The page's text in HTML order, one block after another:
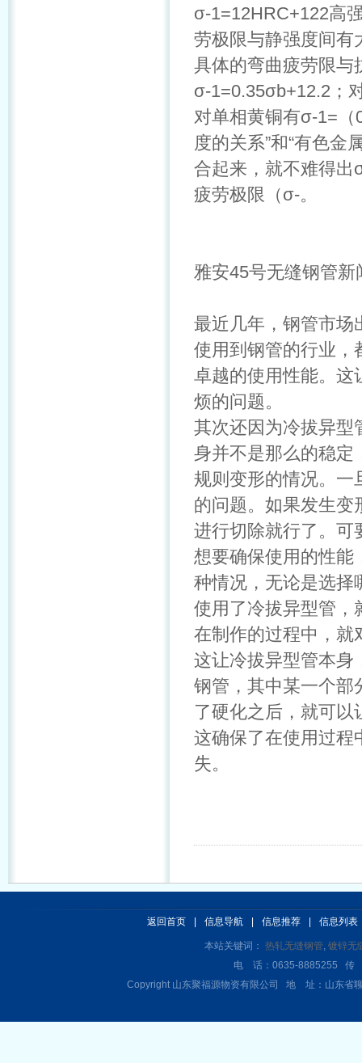
σ-1=12HRC+122高
劳极限与静强度间有
具体的弯曲疲劳限与
σ-1=0.35σb+12.2；
对单相黄铜有σ-1=（
度的关系”和“有色金
合起来，就不难得出
疲劳极限（σ-。
雅安45号无缝钢管新
最近几年，钢管市场
使用到钢管的行业，
卓越的使用性能。这
烦的问题。
其次还因为冷拔异型
身并不是那么的稳定
规则变形的情况。一
的问题。如果发生变
进行切除就行了。可
想要确保使用的性能
种情况，无论是选择
使用了冷拔异型管，
在制作的过程中，就
这让冷拔异型管本身
钢管，其中某一个部
了硬化之后，就可
这确保了在使用过程
失。
返回首页 信息导航 信息推荐 信息列表
本站关键词： 热轧无缝钢管, 镀锌无
电 话：0635-8885255 传
Copyright 山东聚福源物资有限公司 地 址：山东省